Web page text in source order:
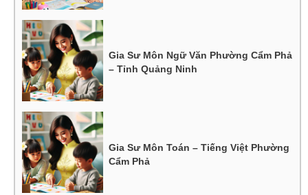
Gia Sư Môn Ngữ Văn Phường Cẩm Phả
– Tỉnh Quảng Ninh
Gia Sư Môn Toán – Tiếng Việt Phường
Cẩm Phả